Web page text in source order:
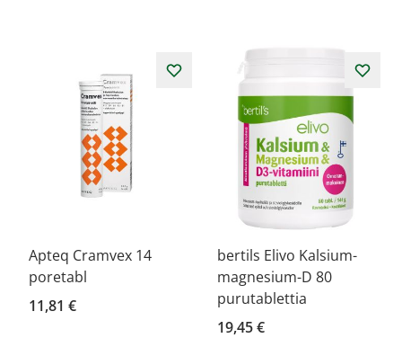
Apteq Cramvex 14
poretabl
11,81 €
bertils Elivo Kalsium-
magnesium-D 80
purutablettia
19,45 €